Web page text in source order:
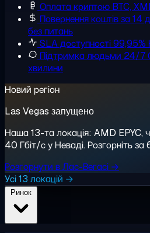
Оплата криптою BTC,
Повернення коштів за 14
без питань
SLA доступності 99,95%
Підтримка людьми 24/7
хвилини
Новий регіон
Las Vegas запущено
Наша 13-та локація: AMD EPYC,
40 Гбіт/с у Неваді. Розгорніть за
Розгорнути в Лас-Вегасі →
Усі 13 локацій →